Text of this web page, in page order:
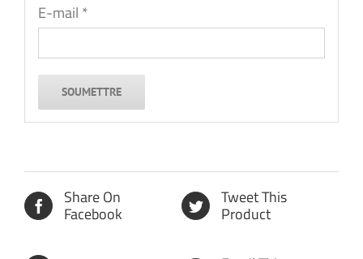
E-mail *
Share On
Facebook
Tweet This
Product